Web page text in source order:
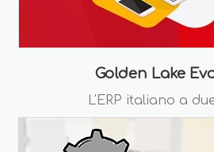
Golden Lake
L'ERP italiano a